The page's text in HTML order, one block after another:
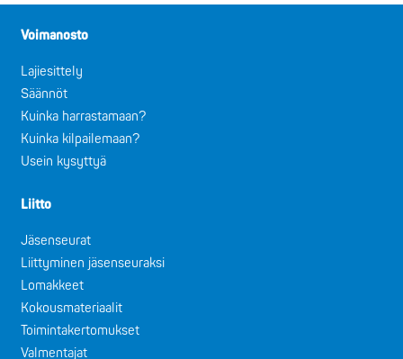
Voimanosto
Lajiesittely
Säännöt
Kuinka harrastamaan?
Kuinka kilpailemaan?
Usein kysyttyä
Liitto
Jäsenseurat
Liittyminen jäsenseuraksi
Lomakkeet
Kokousmateriaalit
Toimintakertomukset
Valmentajat